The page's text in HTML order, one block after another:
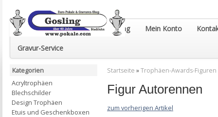
Euro-Pokale & Gravur-Shop Gosling Mein Konto
Gravur-Service
Startseite »Trophäen-Awards-Figuren
Figur Autorennen
zum vorherigen Artikel
Kategorien
Acryltrophäen
Blechschilder
Design Trophäen
Etuis und Geschenkboxen